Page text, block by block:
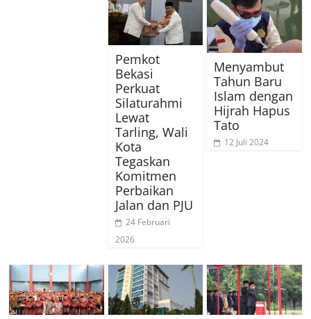
Pemkot
Bekasi
Perkuat
Silaturahmi
Lewat
Tarling, Wali
Kota
Tegaskan
Komitmen
Perbaikan
Jalan dan PJU
24 Februari
2026
Menyambut
Tahun Baru
Islam dengan
Hijrah Hapus
Tato
12 Juli 2024